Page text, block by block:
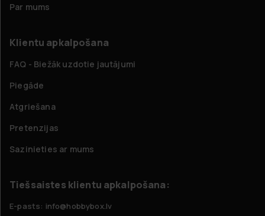
Par mums
Klientu apkalpošana
FAQ - Biežāk uzdotie jautājumi
Piegāde
Atgriešana
Pretenzijas
Sazinieties ar mums
Tiešsaistes klientu apkalpošana:
E-pasts: info@hobbybox.lv